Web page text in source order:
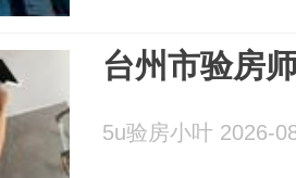
台州市验房
5u验房小叶 2026-